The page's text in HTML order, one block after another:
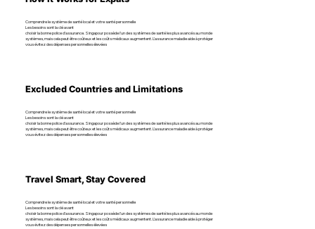
Comprendre le système de santé local et votre santé personnelle
Les besoins sont la clé avant
choisir la bonne police d’assurance. Singapour possède l'un des systèmes de santé les plus avancés au monde
systèmes, mais cela peut être coûteux et les coûts médicaux augmentent. L’assurance maladie aide à protéger
vous évitez des dépenses personnelles élevées
Excluded Countries and Limitations
Comprendre le système de santé local et votre santé personnelle
Les besoins sont la clé avant
choisir la bonne police d’assurance. Singapour possède l'un des systèmes de santé les plus avancés au monde
systèmes, mais cela peut être coûteux et les coûts médicaux augmentent. L’assurance maladie aide à protéger
vous évitez des dépenses personnelles élevées
Travel Smart, Stay Covered
Comprendre le système de santé local et votre santé personnelle
Les besoins sont la clé avant
choisir la bonne police d’assurance. Singapour possède l'un des systèmes de santé les plus avancés au monde
systèmes, mais cela peut être coûteux et les coûts médicaux augmentent. L’assurance maladie aide à protéger
vous évitez des dépenses personnelles élevées